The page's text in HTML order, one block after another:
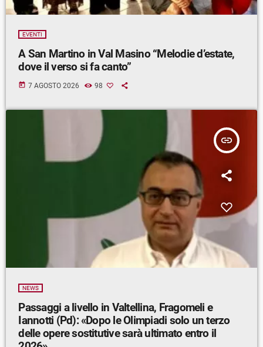
EVENTI
A San Martino in Val Masino “Melodie d’estate,
dove il verso si fa canto”
today 7 AGOSTO 2026 98
insert_link
NEWS
Passaggi a livello in Valtellina, Fragomeli e
Iannotti (Pd): «Dopo le Olimpiadi solo un terzo
delle opere sostitutive sarà ultimato entro il